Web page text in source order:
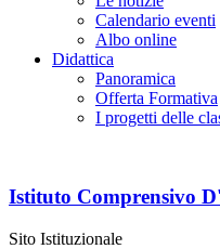
Calendario eventi
Albo online
Didattica
Panoramica
Offerta Formativa
I progetti delle
Istituto Comprensivo
Sito Istituzionale